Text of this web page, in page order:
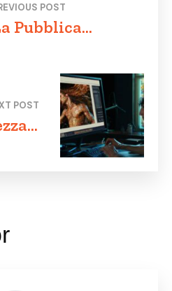
POST
Pubblica
italiana alla guida
della quarta
POST
e